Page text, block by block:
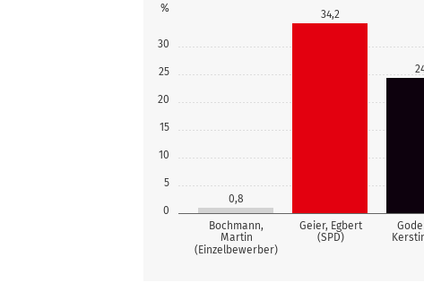
0
5
10
15
20
25
30
%
Bochmann,
Martin
(Einzelbewerber)
Geier, Egbert
(SPD)
0,8
34,2